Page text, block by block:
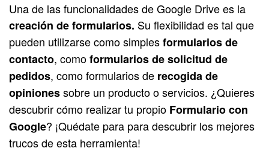
Una de las funcionalidades de Google Drive es la
creación de formularios. Su flexibilidad es tal que
pueden utilizarse como simplesformularios de
contacto, comoformularios de solicitud de
pedidos, como formularios de recogida de
opinionessobre un producto o servicios. ¿Quieres
descubrir cómo realizar tu propio Formulario con
Google? ¡Quédate para para descubrir los mejores
trucos de esta herramienta!